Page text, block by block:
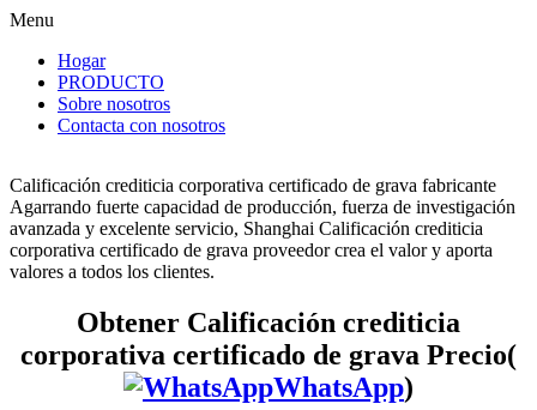
Menu
Hogar
PRODUCTO
Sobre nosotros
Contacta con nosotros
Calificación crediticia corporativa certificado de grava fabricante
Agarrando fuerte capacidad de producción, fuerza de investigación
avanzada y excelente servicio, Shanghai Calificación crediticia
corporativa certificado de grava proveedor crea el valor y aporta
valores a todos los clientes.
Obtener Calificación crediticia
corporativa certificado de grava Precio(
WhatsApp)